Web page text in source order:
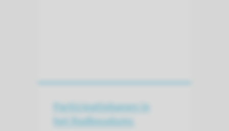
Participatie­banen in
het Radboudumc